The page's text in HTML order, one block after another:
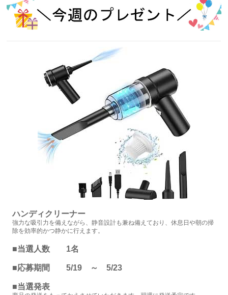
ハンディクリーナー
強力な吸引力を備えながら、静音設計も兼ね備えており、休息日や朝の掃
除を効率的かつ静かに行えます。
■当選人数 1名
■応募期間 5/19 ～ 5/23
■当選発表